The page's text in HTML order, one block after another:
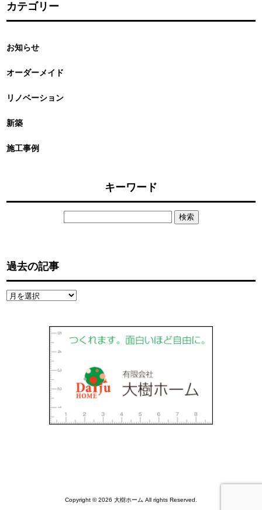
カテゴリー
お知らせ
オーダーメイド
リノベーション
新築
施工事例
キーワード
過去の記事
過
Copyright © 2026 大樹ホーム All rights Reserved.